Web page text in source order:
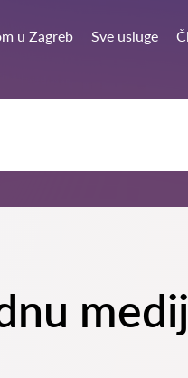
u Zagreb Sve usluge